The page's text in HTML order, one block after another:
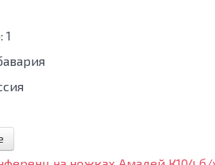
1